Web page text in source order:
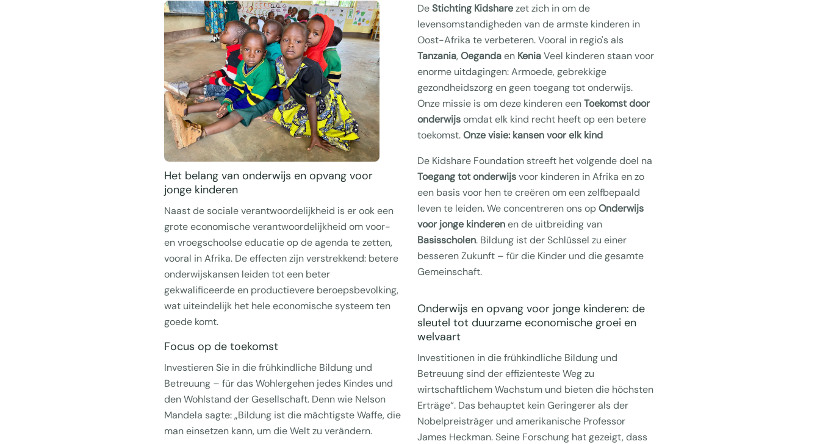
Het belang van onderwijs en opvang voor
jonge kinderen
Naast de sociale verantwoordelijkheid is er ook een
grote economische verantwoordelijkheid om voor-
en vroegschoolse educatie op de agenda te zetten,
vooral in Afrika. De effecten zijn verstrekkend: betere
onderwijskansen leiden tot een beter
gekwalificeerde en productievere beroepsbevolking,
wat uiteindelijk het hele economische systeem ten
goede komt.
Focus op de toekomst
Investieren Sie in die frühkindliche Bildung und
Betreuung – für das Wohlergehen jedes Kindes und
den Wohlstand der Gesellschaft. Denn wie Nelson
Mandela sagte: „Bildung ist die mächtigste Waffe, die
man einsetzen kann, um die Welt zu verändern.
DeStichting Kidsharezet zich in om de
levensomstandigheden van de armste kinderen in
Oost-Afrika te verbeteren. Vooral in regio's als
Tanzania,Oegandaen KeniaVeel kinderen staan voor
enorme uitdagingen: Armoede, gebrekkige
gezondheidszorg en geen toegang tot onderwijs.
Onze missie is om deze kinderen eenToekomst door
onderwijsomdat elk kind recht heeft op een betere
toekomst.Onze visie: kansen voor elk kind
De Kidshare Foundation streeft het volgende doel na
Toegang tot onderwijsvoor kinderen in Afrika en zo
een basis voor hen te creëren om een zelfbepaald
leven te leiden. We concentreren ons opOnderwijs
voor jonge kinderenen de uitbreiding van
Basisscholen. Bildung ist der Schlüssel zu einer
besseren Zukunft – für die Kinder und die gesamte
Gemeinschaft.
Onderwijs en opvang voor jonge kinderen: de
sleutel tot duurzame economische groei en
welvaart
Investitionen in die frühkindliche Bildung und
Betreuung sind der effizienteste Weg zu
wirtschaftlichem Wachstum und bieten die höchsten
Erträge“. Das behauptet kein Geringerer als der
Nobelpreisträger und amerikanische Professor
James Heckman. Seine Forschung hat gezeigt, dass